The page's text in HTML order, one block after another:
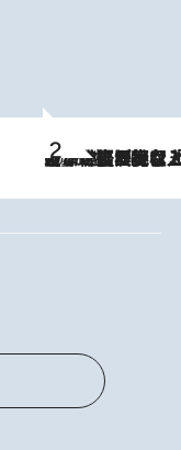
2026.8.5
【なぜ吉沢亮は「気配を消せる」のか？】興行収入208億の『国宝』を経て挑むミュージカル『ディア・エヴァン・ハンセン』。トップ俳優が舞台上でさらけ出した“孤独”とは